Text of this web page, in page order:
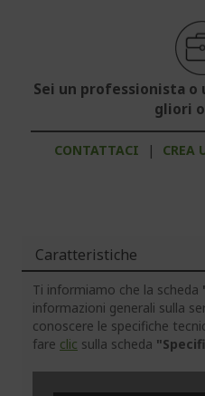
Sei un professionista o
gliori
CONTATTACI | CREA
Caratteristiche
Ti informiamo che la scheda
informazioni generali sulla
conoscere le specifiche
fare clic sulla scheda